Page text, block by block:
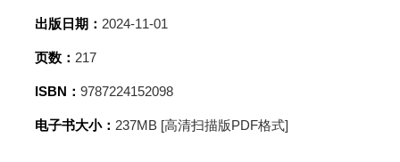
出版日期： 2024-11-01
页数： 217
ISBN： 9787224152098
电子书大小： 237MB [高清扫描版PDF格式]